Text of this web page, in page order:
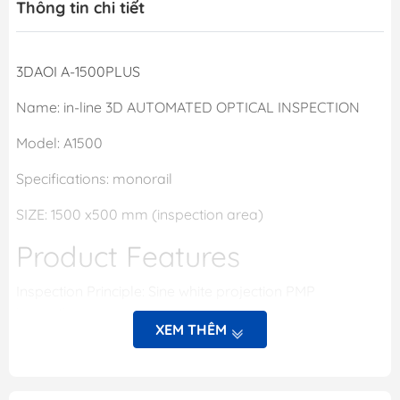
Thông tin chi tiết
3DAOI A-1500PLUS
Name: in-line 3D AUTOMATED OPTICAL INSPECTION
Model: A1500
Specifications: monorail
SIZE: 1500 x500 mm (inspection area)
Product Features
Defect inspections: Missing parts, offset, rotation, three-
XEM THÊM